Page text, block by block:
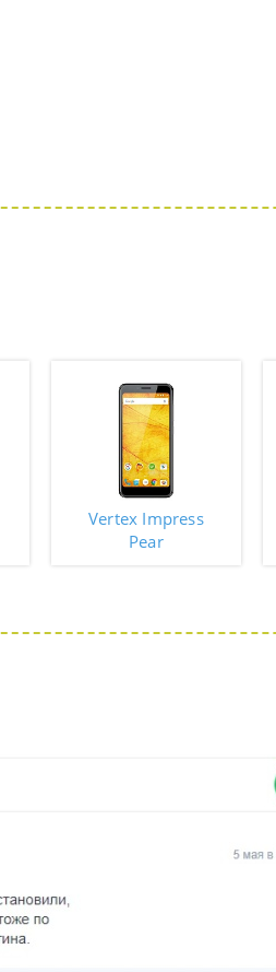
Vertex Impress
Pear